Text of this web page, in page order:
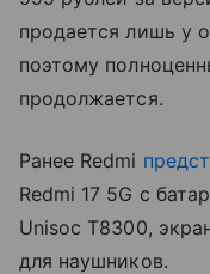
продается лишь у
поэтому
продолжается.
Ранее Redmi
Redmi 17 5G с
Unisoc T8300,
для наушников.